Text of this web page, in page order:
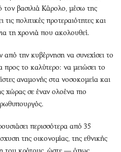
τον βασιλιά Κάρολο, μέσω της
πολιτικές προτεραιότητες και
τη χρονιά που ακολουθεί.
από την κυβέρνηση να συνεχίσει το
το καλύτερο: να μειώσει το
αναμονής στα νοσοκομεία και
χώρας σε έναν ολοένα πιο
περισσότερα από 35
της οικονομίας, της εθνικής